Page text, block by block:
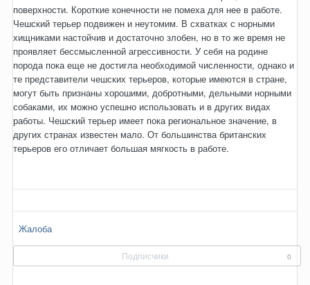
поверхности. Короткие конечности не помеха для нее в работе.
Чешский терьер подвижен и неутомим. В схватках с норными
хищниками настойчив и достаточно злобен, но в то же время не
проявляет бессмысленной агрессивности. У себя на родине
порода пока еще не достигла необходимой численности, однако и
те представители чешских терьеров, которые имеются в стране,
могут быть признаны хорошими, добротными, дельными норными
собаками, их можно успешно использовать и в других видах
работы. Чешский терьер имеет пока региональное значение, в
других странах известен мало. От большинства британских
терьеров его отличает большая мягкость в работе.
Жалоба
Подписчики 0